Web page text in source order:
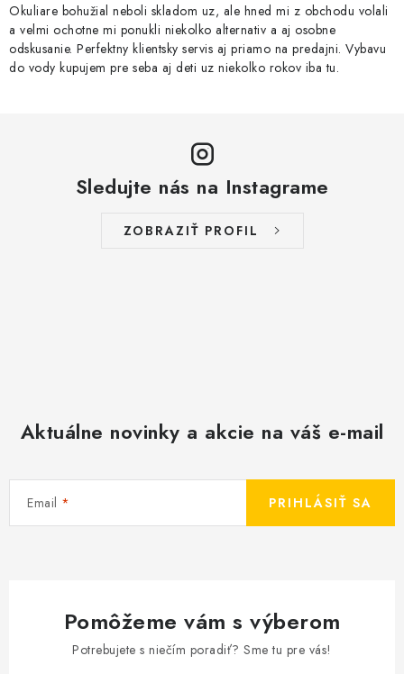
Okuliare bohužial neboli skladom uz, ale hned mi z obchodu volali
a velmi ochotne mi ponukli niekolko alternativ a aj osobne
odskusanie. Perfektny klientsky servis aj priamo na predajni. Vybavu
do vody kupujem pre seba aj deti uz niekolko rokov iba tu.
Sledujte nás na Instagrame
ZOBRAZIŤ PROFIL
Aktuálne novinky a akcie na váš e-mail
Email PRIHLÁSIŤ SA
Pomôžeme vám s výberom
Potrebujete s niečím poradiť? Sme tu pre vás!